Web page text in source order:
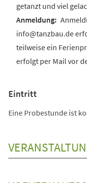
getanzt und viel
info@tanzbau.de
teilweise ein
erfolgt per Mail vor
Eintritt
Eine Probestunde ist